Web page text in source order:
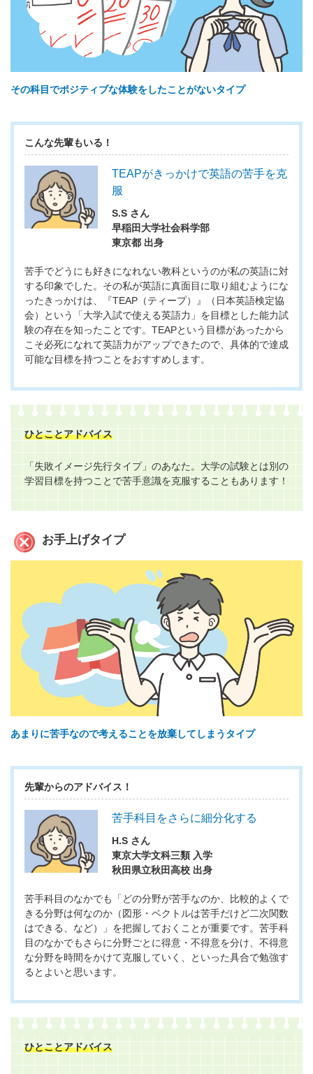
その科目でポジティブな体験をしたことがないタイプ
こんな先輩もいる！
TEAPがきっかけで英語の苦手を克
服
S.S さん
早稲田大学社会科学部
東京都 出身
苦手でどうにも好きになれない教科というのが私の英語に対
する印象でした。その私が英語に真面目に取り組むようにな
ったきっかけは、『TEAP（ティープ）』（日本英語検定協
会）という「大学入試で使える英語力」を目標とした能力試
験の存在を知ったことです。TEAPという目標があったから
こそ必死になれて英語力がアップできたので、具体的で達成
可能な目標を持つことをおすすめします。
ひとことアドバイス
「失敗イメージ先行タイプ」のあなた。大学の試験とは別の
学習目標を持つことで苦手意識を克服することもあります！
お手上げタイプ
あまりに苦手なので考えることを放棄してしまうタイプ
先輩からのアドバイス！
苦手科目をさらに細分化する
H.S さん
東京大学文科三類 入学
秋田県立秋田高校 出身
苦手科目のなかでも「どの分野が苦手なのか、比較的よくで
きる分野は何なのか（図形・ベクトルは苦手だけど二次関数
はできる、など）」を把握しておくことが重要です。苦手科
目のなかでもさらに分野ごとに得意・不得意を分け、不得意
な分野を時間をかけて克服していく、といった具合で勉強す
るとよいと思います。
ひとことアドバイス